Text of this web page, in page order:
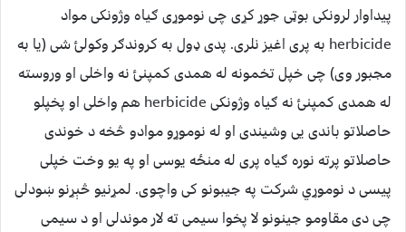
پیداوار لرونکی بوټی جوړ کړی چی نوموړی ګیاه وژونکی مواد
herbicide به پری اغیز نلری. پدی ډول به کروندګر وکولئ شی (یا به
مجبور وی) چی خپل تخمونه له همدی کمپنئ نه واخلی او وروسته
له همدی کمپنئ نه ګیاه وژونکی herbicide هم واخلی او پخپلو
حاصلاتو باندی یی وشیندی او له نوموړو موادو څخه د خوندی
حاصلاتو پرته نوره ګیاه پری له منځه یوسی او په یو وخت خپلی
پیسی د نوموړي شرکت په جیبونو کی واچوی. لمړنیو څېړنو ښودلی
چی دی مقاومو جینونو لا پخوا سیمی ته لار موندلی او د سیمی